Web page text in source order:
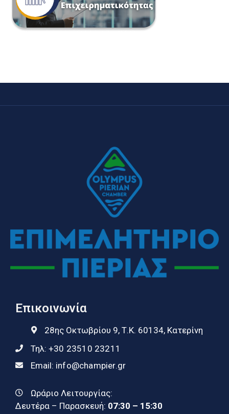
Επικοινωνία
28ης Οκτωβρίου 9, Τ.Κ. 60134, Κατερίνη
Τηλ: +30 23510 23211
Email: info@champier.gr
Ωράριο Λειτουργίας:
Δευτέρα – Παρασκευή: 07:30 – 15:30